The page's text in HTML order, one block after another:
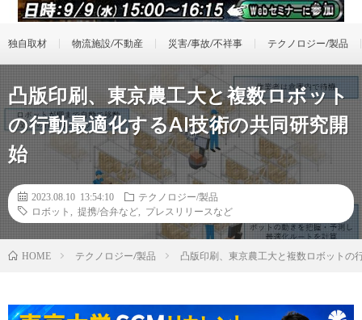
独自取材 物流施設/不動産 災害/事故/不祥事 テクノロジー/製品
凸版印刷、東京農工大と複数ロボット
の行動最適化するAI技術の共同研究開
始
2023.08.10 13:54:10
テクノロジー/製品
ロボット
提携/合弁など プレスリリースなど
HOME テクノロジー/製品 凸版印刷、東京農工大と複数ロボットの